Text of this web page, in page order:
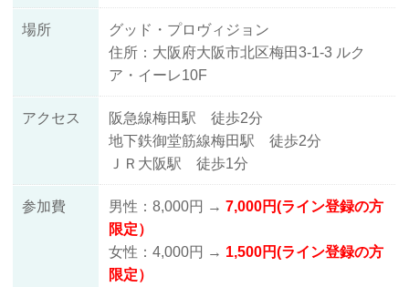
場所
グッド・プロヴィジョン
住所：大阪府大阪市北区梅田3-1-3 ルク
ア・イーレ10F
アクセス
阪急線梅田駅 徒歩2分
地下鉄御堂筋線梅田駅 徒歩2分
ＪＲ大阪駅 徒歩1分
参加費 男性：8,000円 →7,000円(ライン登録の方
限定）
女性：4,000円 → 1,500円(ライン登録の方
限定）